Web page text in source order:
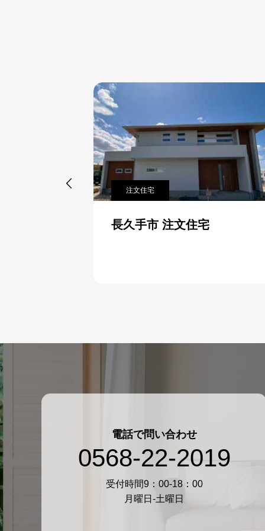
分譲住宅
春日井市 分譲住宅

電話で問い合わせ
0568-22-2019
受付時間9：00-18：00
月曜日-土曜日